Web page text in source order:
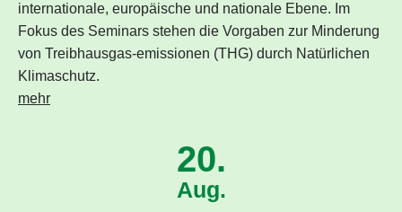
internationale, europäische und nationale Ebene. Im
Fokus des Seminars stehen die Vorgaben zur Minderung
von Treibhausgas-emissionen (THG) durch Natürlichen
Klimaschutz.
mehr
20.
Aug.